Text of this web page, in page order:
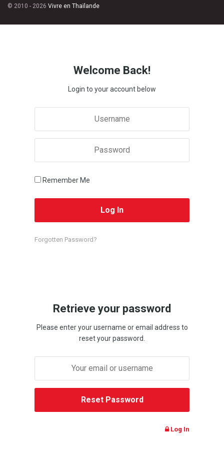
© 2010 - 2026 Vivre en Thaïlande
Welcome Back!
Login to your account below
Remember Me
Forgotten Password?
Retrieve your password
Please enter your username or email address to
reset your password.
Log In